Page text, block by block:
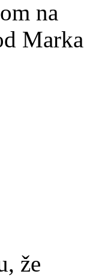
na
Marka
že